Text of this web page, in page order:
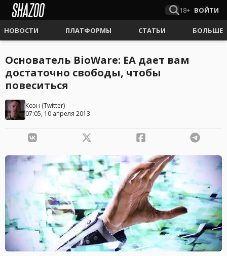
18+ ВОЙТИ
НОВОСТИ ПЛАТФОРМЫ СТАТЬИ БОЛЬШЕ
Основатель BioWare: EA дает вам
достаточно свободы, чтобы
повеситься
Коэн (Twitter)
07:05, 10 апреля 2013